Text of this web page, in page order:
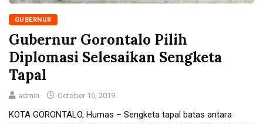
GUBERNUR
Gubernur Gorontalo Pilih
Diplomasi Selesaikan Sengketa
Tapal
admin October 16, 2019
KOTA GORONTALO, Humas – Sengketa tapal batas antara